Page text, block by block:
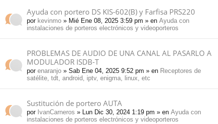
Ayuda con portero DS KIS-602(B) y Farfisa PRS220
por kevinmo » Mié Ene 08, 2025 3:59 pm » en Ayuda con
instalaciones de porteros electrónicos y videoporteros
PROBLEMAS DE AUDIO DE UNA CANAL AL PASARLO A
MODULADOR ISDB-T
por enaranjo » Sab Ene 04, 2025 9:52 pm » en Receptores de
satélite, tdt, android, iptv, enigma, linux, etc
Sustitución de portero AUTA
por IvanCarneros » Lun Dic 30, 2024 1:19 pm » en Ayuda con
instalaciones de porteros electrónicos y videoporteros